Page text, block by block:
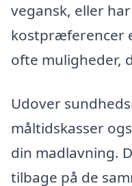
vegansk, eller
kostpræferencer
ofte muligheder,
Udover
måltidskasser
din madlavning.
tilbage på de